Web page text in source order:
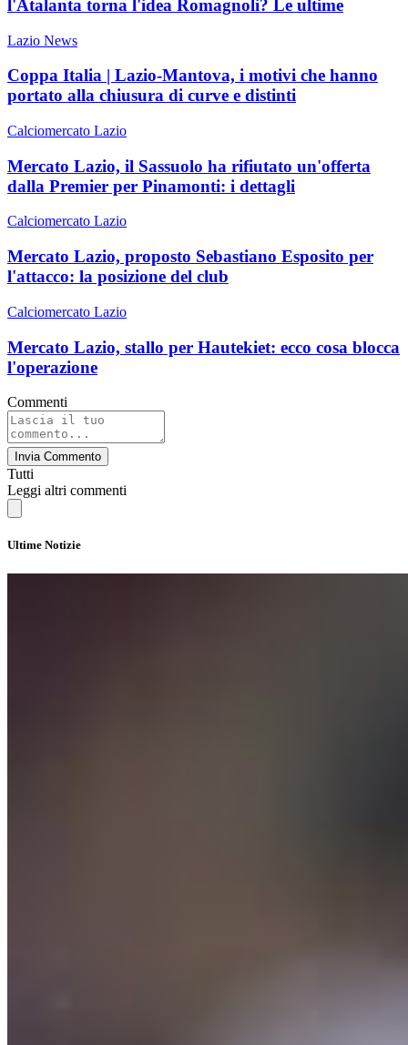
l'Atalanta torna l'idea Romagnoli? Le ultime
Lazio News
Coppa Italia | Lazio-Mantova, i motivi che hanno
portato alla chiusura di curve e distinti
Calciomercato Lazio
Mercato Lazio, il Sassuolo ha rifiutato un'offerta
dalla Premier per Pinamonti: i dettagli
Calciomercato Lazio
Mercato Lazio, proposto Sebastiano Esposito per
l'attacco: la posizione del club
Calciomercato Lazio
Mercato Lazio, stallo per Hautekiet: ecco cosa blocca
l'operazione
Commenti
Invia Commento
Tutti
Leggi altri commenti
Ultime Notizie